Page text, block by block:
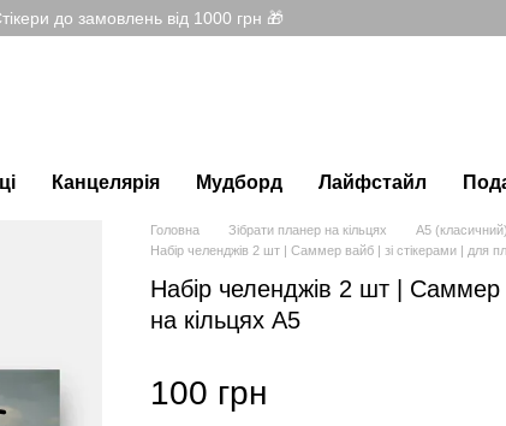
до замовлень від 1000 грн 🎁
Канцелярія Мудборд Лайфстайл
Головна Зібрати планер на кільцях А5 (класичний)
Набір челенджів 2 шт | Саммер вайб | зі стікерами | для
Набір челенджів 2 шт | Саммер
на кільцях А5
100 грн